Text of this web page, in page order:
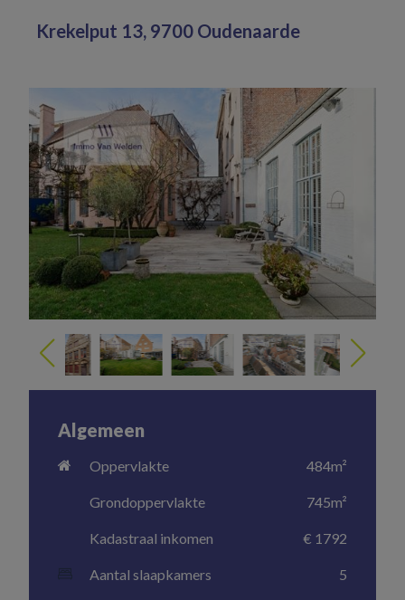
Krekelput 13, 9700 Oudenaarde
Algemeen
Oppervlakte 484m²
Grondoppervlakte 745m²
Kadastraal inkomen € 1792
Aantal slaapkamers 5